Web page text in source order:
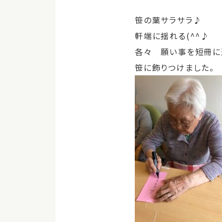
笹の葉サラサラ♪
軒端に揺れる(^^♪
各々 願い事を短冊
笹に飾りつけました。